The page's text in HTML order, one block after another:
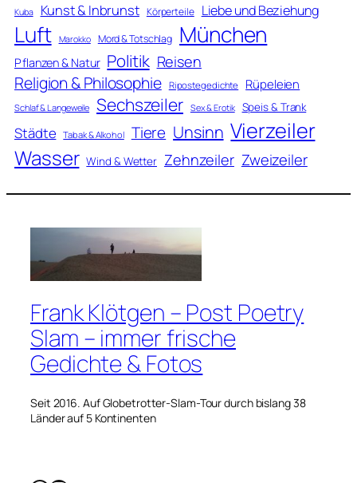
Kuba Kunst & Inbrunst Körperteile Liebe und Beziehung
Luft Marokko Mord & Totschlag München
Pflanzen & Natur Politik Reisen
Religion & Philosophie Ripostegedichte Rüpeleien
Schlaf & Langeweile Sechszeiler Sex & Erotik Speis & Trank
Städte Tabak & Alkohol Tiere Unsinn Vierzeiler
Wasser Wind & Wetter Zehnzeiler Zweizeiler
Frank Klötgen – Post Poetry
Slam – immer frische
Gedichte & Fotos
Seit 2016. Auf Globetrotter-Slam-Tour durch bislang 38
Länder auf 5 Kontinenten